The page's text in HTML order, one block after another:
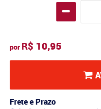
por R$ 10,95
Frete e Prazo